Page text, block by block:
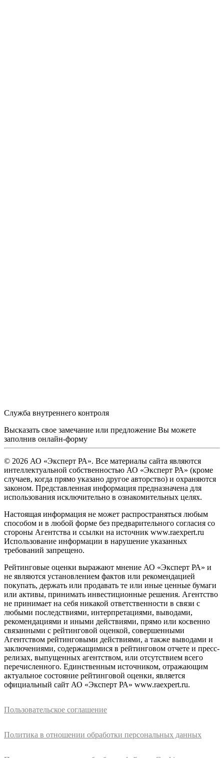
Служба внутреннего контроля
Высказать свое замечание или предложение Вы можете
заполнив онлайн-форму
© 2026 АО «Эксперт РА». Все материалы сайта являются
интеллектуальной собственностью АО «Эксперт РА» (кроме
случаев, когда прямо указано другое авторство) и охраняются
законом. Представленная информация предназначена для
использования исключительно в ознакомительных целях.
Настоящая информация не может распространяться любым
способом и в любой форме без предварительного согласия со
стороны Агентства и ссылки на источник www.raexpert.ru
Использование информации в нарушение указанных
требований запрещено.
Рейтинговые оценки выражают мнение АО «Эксперт РА» и
не являются установлением фактов или рекомендацией
покупать, держать или продавать те или иные ценные бумаги
или активы, принимать инвестиционные решения. Агентство
не принимает на себя никакой ответственности в связи с
любыми последствиями, интерпретациями, выводами,
рекомендациями и иными действиями, прямо или косвенно
связанными с рейтинговой оценкой, совершенными
Агентством рейтинговыми действиями, а также выводами и
заключениями, содержащимися в рейтинговом отчете и пресс-
релизах, выпущенных агентством, или отсутствием всего
перечисленного. Единственным источником, отражающим
актуальное состояние рейтинговой оценки, является
официальный сайт АО «Эксперт РА» www.raexpert.ru.
Пользовательское соглашение
Политика в отношении обработки персональных данных